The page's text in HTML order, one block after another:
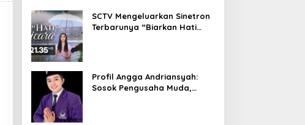
Jakarta
SCTV Mengeluarkan Sinetron
Terbarunya “Biarkan Hati
Profil Angga Andriansyah:
Sosok Pengusaha Muda,